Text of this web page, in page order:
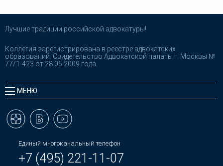
Лучшие традиции российской адвокатуры!
Коллегия зарегистрирована в реестре адвокатских
образований. Свидетельство Адвокатской палаты г. Москвы №
77/1-423 от 28.05.2009 года.
МЕНЮ
Единый многоканальный телефон
+7 (495) 221-11-07